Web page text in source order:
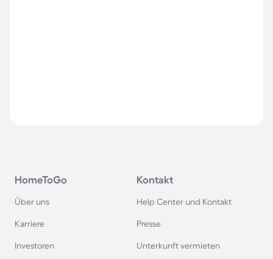
HomeToGo
Über uns
Karriere
Investoren
Kontakt
Help Center und Kontakt
Presse
Unterkunft vermieten